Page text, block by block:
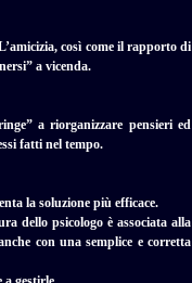
così come il rapporto di
a vicenda.
a riorganizzare pensieri ed
fatti nel tempo.
la soluzione più efficace.
dello psicologo è associata alla
con una semplice e corretta